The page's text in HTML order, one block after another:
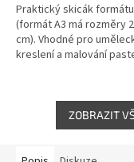
Praktický skicák
(formát A3 má rozměry
cm). Vhodné pro
kreslení a malování
ZOBRAZIT